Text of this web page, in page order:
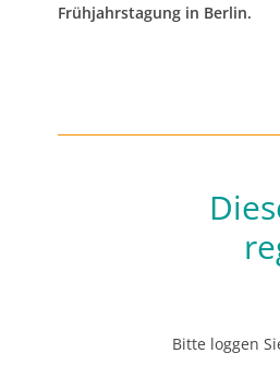
Frühjahrstagung in Berlin.
Bitte loggen